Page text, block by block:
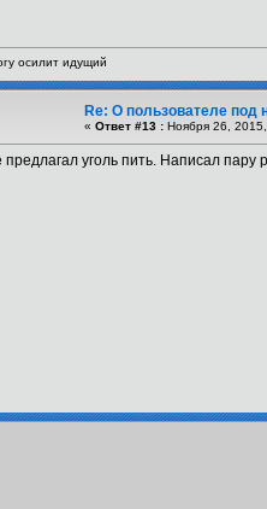
осилит идущий
Re: О пользователе под
« Ответ #13 : Ноября 26,
предлагал уголь пить. Написал пару